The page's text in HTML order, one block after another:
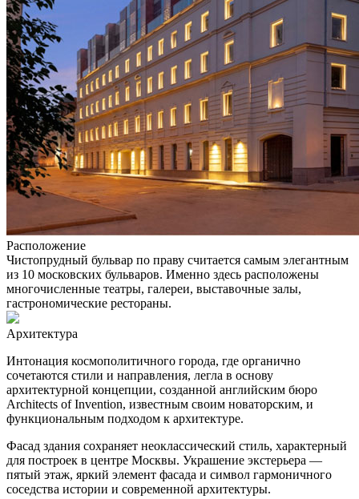
Расположение
Чистопрудный бульвар по праву считается самым элегантным
из 10 московских бульваров. Именно здесь расположены
многочисленные театры, галереи, выставочные залы,
гастрономические рестораны.
Архитектура
Интонация космополитичного города, где органично
сочетаются стили и направления, легла в основу
архитектурной концепции, созданной английским бюро
Architects of Invention, известным своим новаторским, и
функциональным подходом к архитектуре.
Фасад здания сохраняет неоклассический стиль, характерный
для построек в центре Москвы. Украшение экстерьера —
пятый этаж, яркий элемент фасада и символ гармоничного
соседства истории и современной архитектуры.